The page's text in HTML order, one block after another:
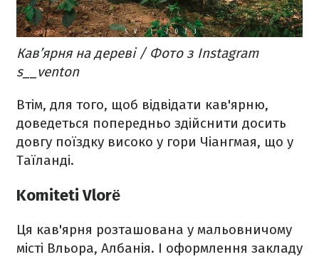
Кав’ярня на дереві / Фото з Instagram
s__venton
Втім, для того, щоб відвідати кав'ярню,
доведеться попередньо здійснити досить
довгу поїздку високо у гори Чіангмая, що у
Таїланді.
Komiteti Vlorë
Ця кав'ярня розташована у мальовничому
місті Вльора, Албанія. І оформлення закладу